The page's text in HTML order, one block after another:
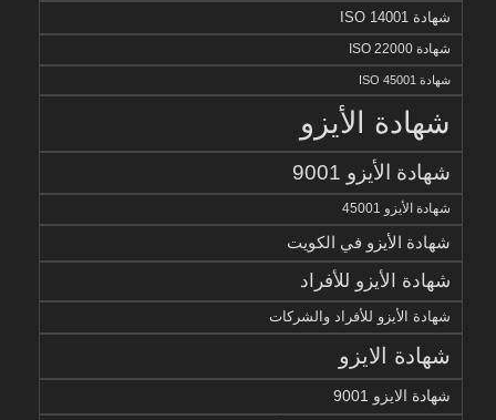
شهادة ISO 14001
شهادة ISO 22000
شهادة ISO 45001
شهادة الأيزو
شهادة الأيزو 9001
شهادة الأيزو 45001
شهادة الأيزو في الكويت
شهادة الأيزو للأفراد
شهادة الأيزو للأفراد والشركات
شهادة الايزو
شهادة الايزو 9001